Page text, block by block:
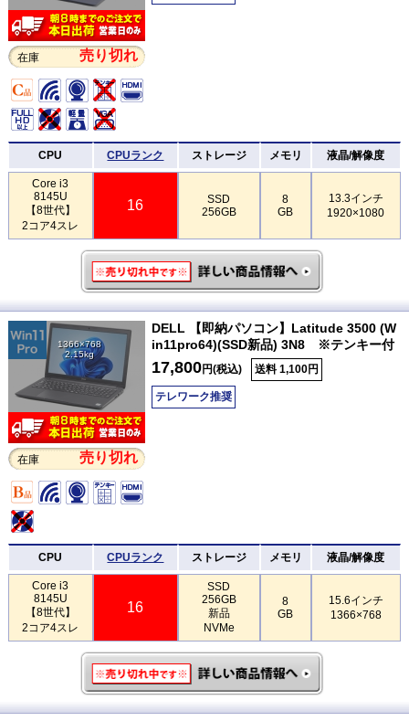
在庫 売り切れ
CPU CPUランク ストレージ メモリ 液晶/解像度
Core i3
8145U
【8世代】
2コア4スレ
16
SSD
256GB
8
GB
13.3インチ
1920×1080
1366×768
2.15kg
在庫 売り切れ
DELL 【即納パソコン】Latitude 3500 (W
in11pro64)(SSD新品) 3N8 ※テンキー付
17,800円(税込) 送料 1,100円
テレワーク推奨
CPU CPUランク ストレージ メモリ 液晶/解像度
Core i3
8145U
【8世代】
2コア4スレ
16
SSD
256GB
新品
NVMe
8
GB
15.6インチ
1366×768